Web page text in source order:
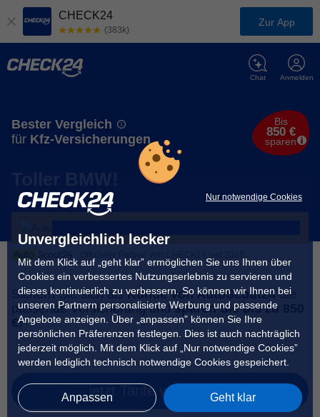
Nur notwendige Cookies
Unvergleichlich lecker
Mit dem Klick auf „geht klar” ermöglichen Sie uns Ihnen über
Cookies ein verbessertes Nutzungserlebnis zu servieren und
dieses kontinuierlich zu verbessern. So können wir Ihnen bei
unseren Partnern personalisierte Werbung und passende
Angebote anzeigen. Über „anpassen” können Sie Ihre
persönlichen Präferenzen festlegen. Dies ist auch nachträglich
jederzeit möglich. Mit dem Klick auf „Nur notwendige Cookies”
werden lediglich technisch notwendige Cookies gespeichert.
Anpassen Geht klar
CHECK24
(383k)
Zur App
Anmelden
Chat
Bester Vergleich
für Kfz-Versicherungen
Bis
850 €
sparen
Toller BMW!
Sichern Sie sich alsKunde von AutoScout24 die
passende Versicherung undsparen Sie bis zu 850
€!
jetzt Tarife vergleichen